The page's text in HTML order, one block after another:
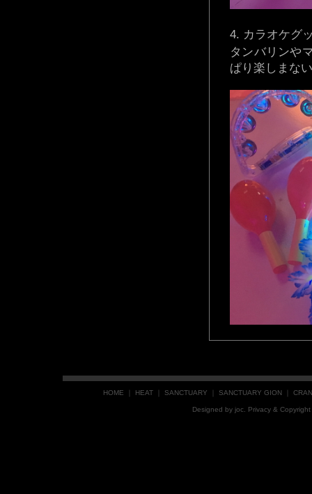
カラオケグ
タンバリンや
ぱり楽しまな
HOME HEAT SANCTUARY SANCTUARY GION
Designed by joc. Privacy &